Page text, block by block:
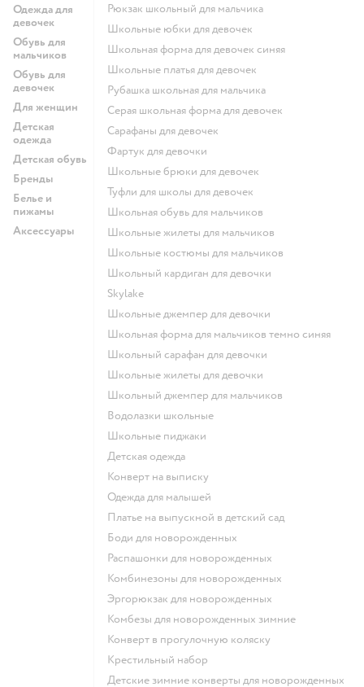
Одежда для
девочек
Обувь для
мальчиков
Обувь для
девочек
Для женщин
Детская
одежда
Детская обувь
Бренды
Белье и
пижамы
Аксессуары
Рюкзак школьный для мальчика
Школьные юбки для девочек
Школьная форма для девочек синяя
Школьные платья для девочек
Рубашка школьная для мальчика
Серая школьная форма для девочек
Сарафаны для девочек
Фартук для девочки
Школьные брюки для девочек
Туфли для школы для девочек
Школьная обувь для мальчиков
Школьные жилеты для мальчиков
Школьные костюмы для мальчиков
Школьный кардиган для девочки
Skylake
Школьные джемпер для девочки
Школьная форма для мальчиков темно синяя
Школьный сарафан для девочки
Школьные жилеты для девочки
Школьный джемпер для мальчиков
Водолазки школьные
Школьные пиджаки
Детская одежда
Конверт на выписку
Одежда для малышей
Платье на выпускной в детский сад
Боди для новорожденных
Распашонки для новорожденных
Комбинезоны для новорожденных
Эргорюкзак для новорожденных
Комбезы для новорожденных зимние
Конверт в прогулочную коляску
Крестильный набор
Детские зимние конверты для новорожденных